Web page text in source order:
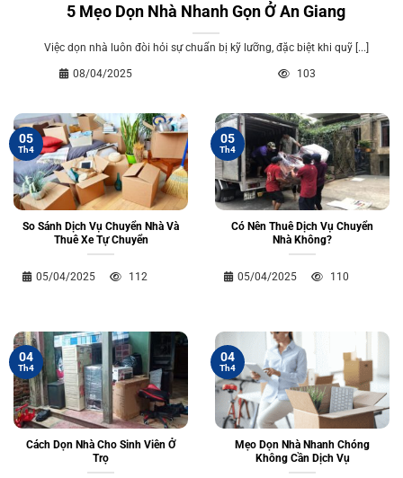
5 Mẹo Dọn Nhà Nhanh Gọn Ở An Giang
Việc dọn nhà luôn đòi hỏi sự chuẩn bị kỹ lưỡng, đặc biệt khi quỹ [...]
08/04/2025 103
So Sánh Dịch Vụ Chuyển Nhà Và
Thuê Xe Tự Chuyển
05/04/2025 112
05
Th4
Có Nên Thuê Dịch Vụ Chuyển
Nhà Không?
05/04/2025 110
05
Th4
Cách Dọn Nhà Cho Sinh Viên Ở
Trọ
04
Th4
Mẹo Dọn Nhà Nhanh Chóng
Không Cần Dịch Vụ
04
Th4